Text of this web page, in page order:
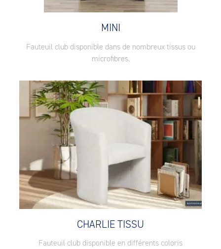
MINI
Fauteuil club disponible dans de nombreux tissus ou
microfibres.
CHARLIE TISSU
Fauteuil club disponible en différents coloris